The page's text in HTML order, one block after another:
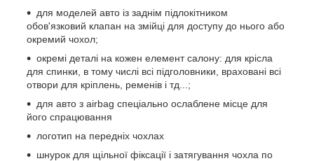
для моделей авто із заднім підлокітником
обов'язковий клапан на змійці для доступу до нього або
окремий чохол;
окремі деталі на кожен елемент салону: для крісла
для спинки, в тому числі всі підголовники, враховані всі
отвори для кріплень, ременів і тд...;
для авто з airbag спеціально ослаблене місце для
його спрацювання
логотип на передніх чохлах
шнурок для щільної фіксації і затягування чохла по